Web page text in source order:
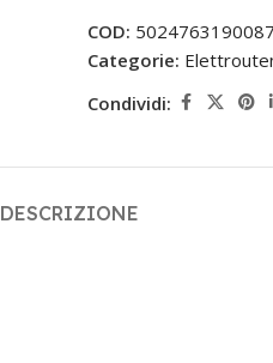
COD: 5024763190087
Categorie:
Condividi:
DESCRIZIONE